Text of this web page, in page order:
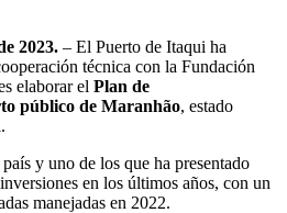
2023. – El Puerto de Itaqui ha
técnica con la Fundación
elaborar el Plan de
público de Maranhão, estado
y uno de los que ha presentado
en los últimos años, con un
manejadas en 2022.